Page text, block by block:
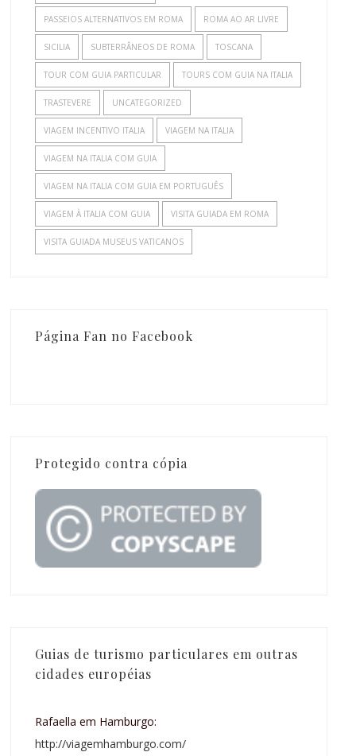
PASSEIOS ALTERNATIVOS EM ROMA ROMA AO AR LIVRE
SICILIA SUBTERRÂNEOS DE ROMA TOSCANA
TOUR COM GUIA PARTICULAR TOURS COM GUIA NA ITALIA
TRASTEVERE UNCATEGORIZED
VIAGEM INCENTIVO ITALIA VIAGEM NA ITALIA
VIAGEM NA ITALIA COM GUIA
VIAGEM NA ITALIA COM GUIA EM PORTUGUÊS
VIAGEM À ITALIA COM GUIA VISITA GUIADA EM ROMA
VISITA GUIADA MUSEUS VATICANOS
Página Fan no Facebook
Protegido contra cópia
Guias de turismo particulares em outras
cidades européias
Rafaella em Hamburgo:
http://viagemhamburgo.com/